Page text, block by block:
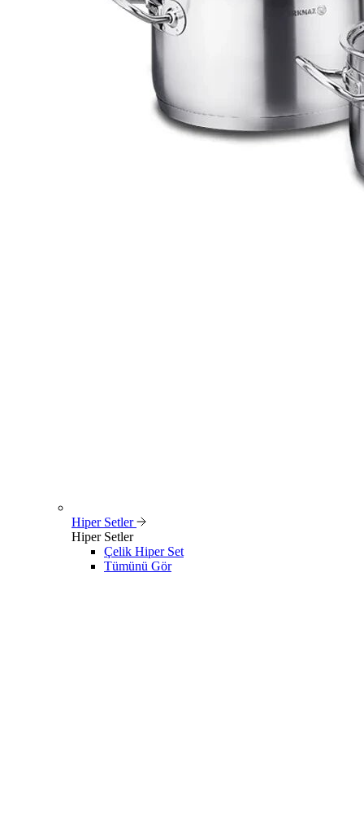
Hiper Setler
Hiper Setler
Çelik Hiper Set
Tümünü Gör